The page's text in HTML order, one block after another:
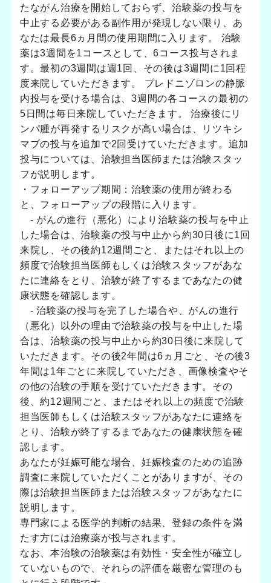
たながん治療を開始しておらず、治験薬の投与を
中止する必要がある副作用が発現しない限り、あ
なたは最長6ヵ月間の使用期間に入ります。 治験
薬は3週間を1コースとして、6コース投与されま
す。最初の3週間は週1回、その後は3週間に1回程
度来院していただきます。 プレドニゾロンの静脈
内投与を受ける場合は、3週間の各コースの最初の
5日間は毎日来院していただきます。 治療後にリ
ンパ腫が再発するリスクが高い場合は、リツキシ
マブの投与を追加で2回受けていただきます。追加
投与については、治験担当医師または治験スタッ
フが説明します。
・フォローアップ期間：治験薬の使用が終わる
と、フォローアップの段階に入ります。
- がんの進行（悪化）により治験薬の投与を中止
した場合は、治験薬の投与中止から約30日後に1回
来院し、その後約12週間ごと、またはそれ以上の
頻度で治験担当医師もしくは治験スタッフがあな
たに連絡をとり、治験が終了するまであなたの健
康状態を確認します。
- 治験薬の投与を完了した場合や、がんの進行
（悪化）以外の理由で治験薬の投与を中止した場
合は、治験薬の投与中止から約30日後に来院して
いただきます。その後2年間は6ヵ月ごと、その後3
年間は1年ごとに来院していただき、画像検査やそ
の他の治験の手順を受けていただきます。その
後、約12週間ごと、またはそれ以上の頻度で治験
担当医師もしくは治験スタッフがあなたに連絡を
とり、治験が終了するまであなたの健康状態を確
認します。
あなたが妊娠可能な場合、妊娠検査のための追跡
調査に来院していただくことがありますが、その
際は治験担当医師または治験スタッフがあなたに
説明します。
専門家による医学的判断の結果、登録の条件を満
たす方には治療薬が投与されます。
なお、本治験の治験薬は有効性・安全性が確立し
ていないもので、それらの評価を厳密な管理のも